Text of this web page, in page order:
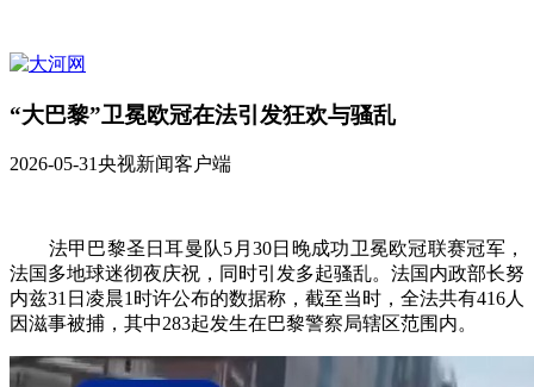
“大巴黎”卫冕欧冠在法引发狂欢与骚乱
2026-05-31央视新闻客户端
法甲巴黎圣日耳曼队5月30日晚成功卫冕欧冠联赛冠军，
法国多地球迷彻夜庆祝，同时引发多起骚乱。法国内政部长努
内兹31日凌晨1时许公布的数据称，截至当时，全法共有416人
因滋事被捕，其中283起发生在巴黎警察局辖区范围内。